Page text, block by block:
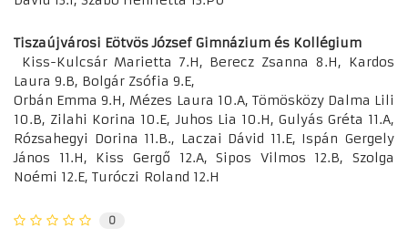
Tiszaújvárosi Eötvös József Gimnázium és Kollégium
Kiss-Kulcsár Marietta 7.H, Berecz Zsanna 8.H, Kardos
Laura 9.B, Bolgár Zsófia 9.E,
Orbán Emma 9.H, Mézes Laura 10.A, Tömösközy Dalma Lili
10.B, Zilahi Korina 10.E, Juhos Lia 10.H, Gulyás Gréta 11.A,
Rózsahegyi Dorina 11.B., Laczai Dávid 11.E, Ispán Gergely
János 11.H, Kiss Gergő 12.A, Sipos Vilmos 12.B, Szolga
Noémi 12.E, Turóczi Roland 12.H
0